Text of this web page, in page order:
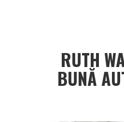
RUTH
BUNĂ